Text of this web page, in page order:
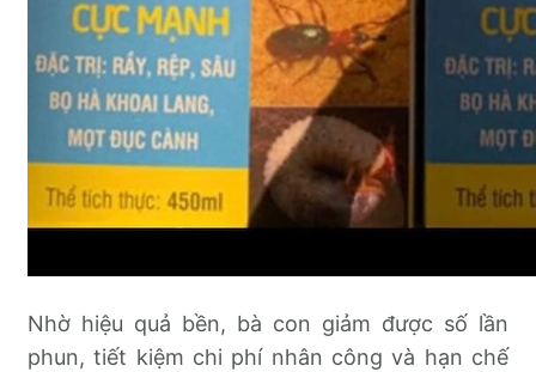
Nhờ hiệu quả bền, bà con giảm được số lần
phun, tiết kiệm chi phí nhân công và hạn chế